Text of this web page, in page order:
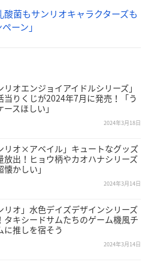
めパッケージ」
酸菌もサンリオキャラクターズも
ーン」
リオエンジョイアイドルシリーズ」
当りくじが2024年7月に発売！「う
ースほしい」
2024年3月18日
リオ×アベイル」キュートなグッズ
放出！ヒョウ柄やカオハナシリーズ
懐かしい」
2024年3月14日
リオ」水色デイズデザインシリーズ
タキシードサムたちのゲーム機風チ
に推しを宿そう
2024年3月14日